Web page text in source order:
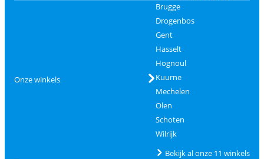
Onze winkels
Brugge
Drogenbos
Gent
Hasselt
Hognoul
Kuurne
Mechelen
Olen
Schoten
Wilrijk
Bekijk al onze 11 winkels